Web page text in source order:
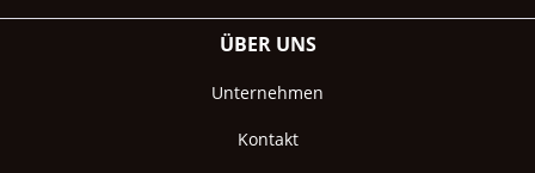
ÜBER UNS
Unternehmen
Kontakt